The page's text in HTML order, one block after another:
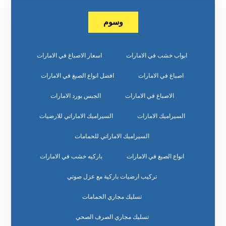
وسوم
ابواب خشب في الامارات اسعار الاصباغ في الامارات
اصباغ في الامارات افضل انواع الصبغ في الامارات
الاصباغ في الامارات الجبس بورد الامارات
السيراميك الامارات السيراميك الاماراتي للارضيات
السيراميك الاماراتي للحمامات
انواع الصبغ في الامارات باركيه خشب في الامارات
تركيب ارضيات باركية مع عزل صوتي
تسليك مجاري الحمامات
تسليك مجاري الصرف الصحي